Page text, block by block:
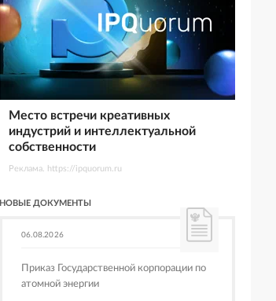
Место встречи креативных
индустрий и интеллектуальной
собственности
Реклама. https://ipquorum.ru
НОВЫЕ ДОКУМЕНТЫ
06.08.2026
Приказ Государственной корпорации по
атомной энергии